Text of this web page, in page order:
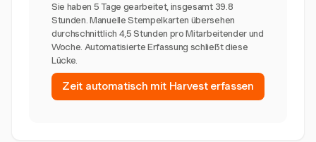
Sie haben 5 Tage gearbeitet, insgesamt 39.8
Stunden. Manuelle Stempelkarten übersehen
durchschnittlich 4,5 Stunden pro Mitarbeitender und
Woche. Automatisierte Erfassung schließt diese
Lücke.
Zeit automatisch mit Harvest erfassen